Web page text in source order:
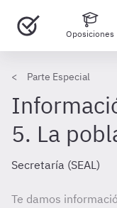
Oposiciones
Parte Especial
5. La
Secretaría (SEAL)
Te damos